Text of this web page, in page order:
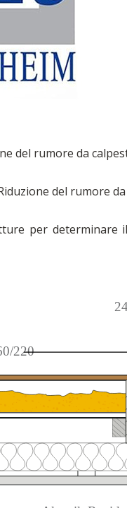
del rumore da
del rumore
per determinare